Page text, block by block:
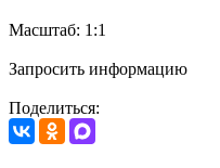
Масштаб: 1:1
Запросить информацию
Поделиться: